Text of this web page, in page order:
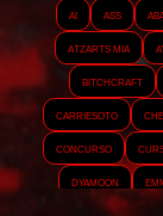
AI ASS
Atzarts Mia
Bitchcraft
Carriesoto
Concurso
Dyamoon